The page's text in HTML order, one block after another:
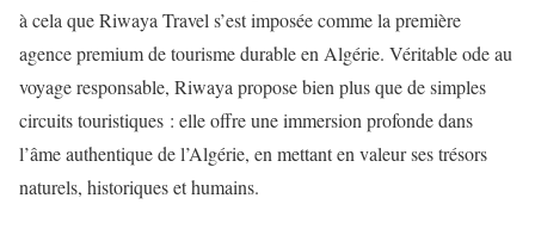
à cela que Riwaya Travel s’est imposée comme la première
agence premium de tourisme durable en Algérie. Véritable ode au
voyage responsable, Riwaya propose bien plus que de simples
circuits touristiques : elle offre une immersion profonde dans
l’âme authentique de l’Algérie, en mettant en valeur ses trésors
naturels, historiques et humains.